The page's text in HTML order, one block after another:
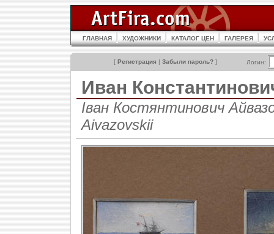
ГЛАВНАЯ ХУДОЖНИКИ КАТАЛОГ ЦЕН ГАЛЕРЕЯ
[ Регистрация | Забыли пароль? ] Логин:
Иван
Іван Костянтинович
Aivazovskii